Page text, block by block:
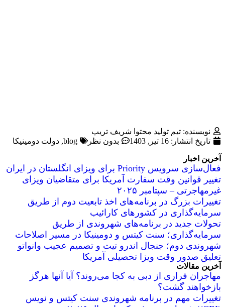
نویسنده: تیم تولید محتوا شریف تریپ
تاریخ انتشار: 16 تیر, 1403 بدون نظر blog
, دولت دومینیکا
آخرین اخبار
فعال‌سازی سرویس Priority برای ویزای انگلستان در ایران
تغییر قوانین وقت سفارت آمریکا برای متقاضیان ویزای
غیرمهاجرتی – سپتامبر ۲۰۲۵
تغییرات بزرگ در برنامه‌های اخذ تابعیت دوم از طریق
سرمایه‌گذاری در کشورهای کارائیب
تحولات جدید در برنامه‌های شهروندی از طریق
سرمایه‌گذاری؛ سنت کیتس و دومینیکا در مسیر اصلاحات
شهروندی دوم؛ جنجال اندرو تیت و تصمیم عجیب وانواتو
تعلیق صدور وقت ویزا تحصیلی آمریکا
آخرین مقالات
مهاجران فراری از دبی به کجا می‌روند؟ آیا آنها هرگز
بازخواهند گشت؟
تغییرات مهم در برنامه شهروندی سنت کیتس و نویس